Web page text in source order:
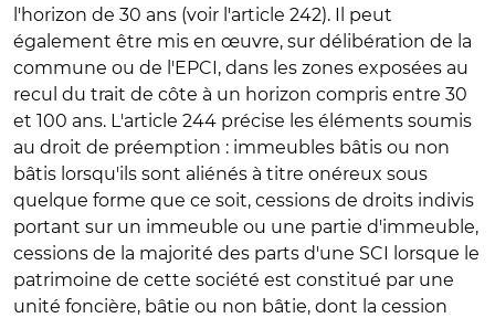
l'horizon de 30 ans (voir l'article 242). Il peut
également être mis en œuvre, sur délibération de la
commune ou de l'EPCI, dans les zones exposées au
recul du trait de côte à un horizon compris entre 30
et 100 ans. L'article 244 précise les éléments soumis
au droit de préemption : immeubles bâtis ou non
bâtis lorsqu'ils sont aliénés à titre onéreux sous
quelque forme que ce soit, cessions de droits indivis
portant sur un immeuble ou une partie d'immeuble,
cessions de la majorité des parts d'une SCI lorsque le
patrimoine de cette société est constitué par une
unité foncière, bâtie ou non bâtie, dont la cession